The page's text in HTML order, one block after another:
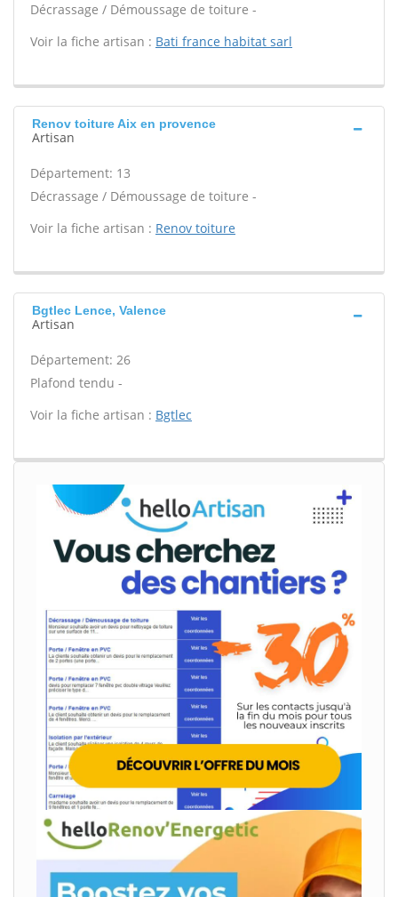
Décrassage / Démoussage de toiture -
Voir la fiche artisan : Bati france habitat sarl
Renov toiture Aix en provence
Artisan
Département: 13
Décrassage / Démoussage de toiture -
Voir la fiche artisan : Renov toiture
Bgtlec Lence, Valence
Artisan
Département: 26
Plafond tendu -
Voir la fiche artisan : Bgtlec